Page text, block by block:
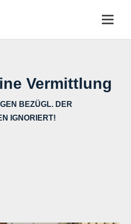
Vermittlung
BEZÜGL. DER
IGNORIERT!